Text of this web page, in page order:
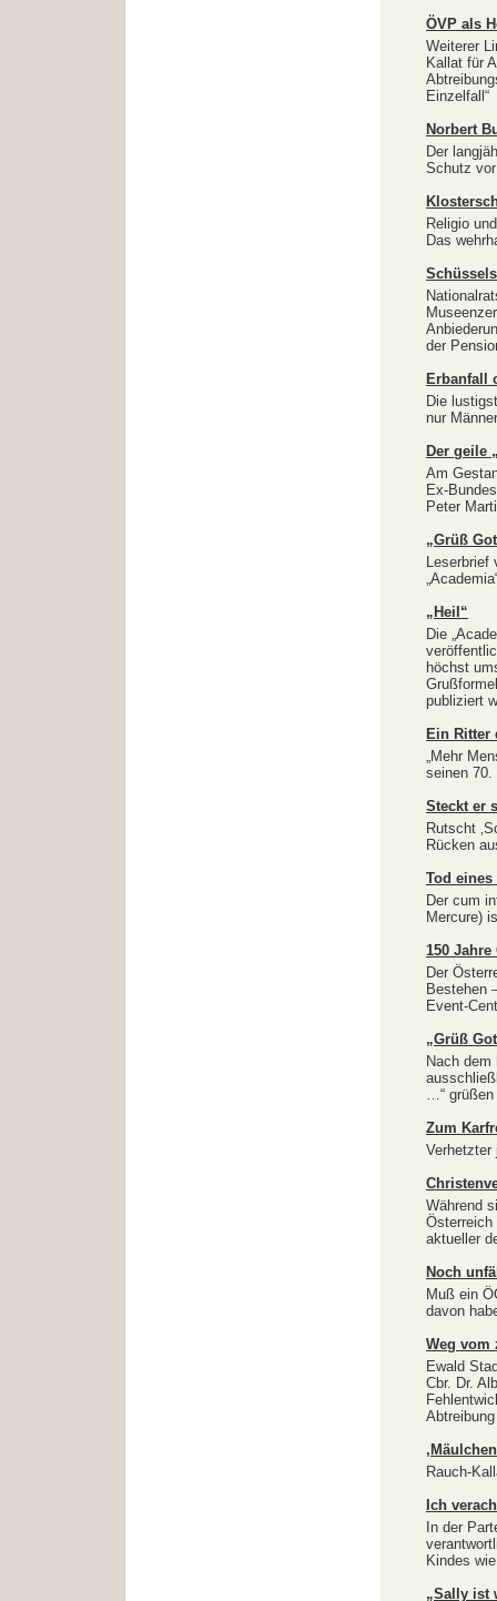
ÖVP als
Weiterer
Kallat für
Einzelfall“
Norbert
Der
Schutz
Religio
Das
der
Erbanfall
Die
nur
Der geile
Am
Ex-
Peter
„Grüß
Leserbrief
„Heil“
Die
höchst
publiziert
Ein Ritter
„Mehr
seinen 70.
Steckt er
Rutscht
Rücken
Tod
Der cum
Mercure)
150 Jahre
Der
Bestehen
Event-
„Grüß
Nach
…“
Zum
Verhetzter
Während
Österreich
aktueller
Noch
Muß ein
davon
Weg vom
Ewald
Cbr. Dr.
Rauch-
Ich
In der
Kindes
„Sally ist